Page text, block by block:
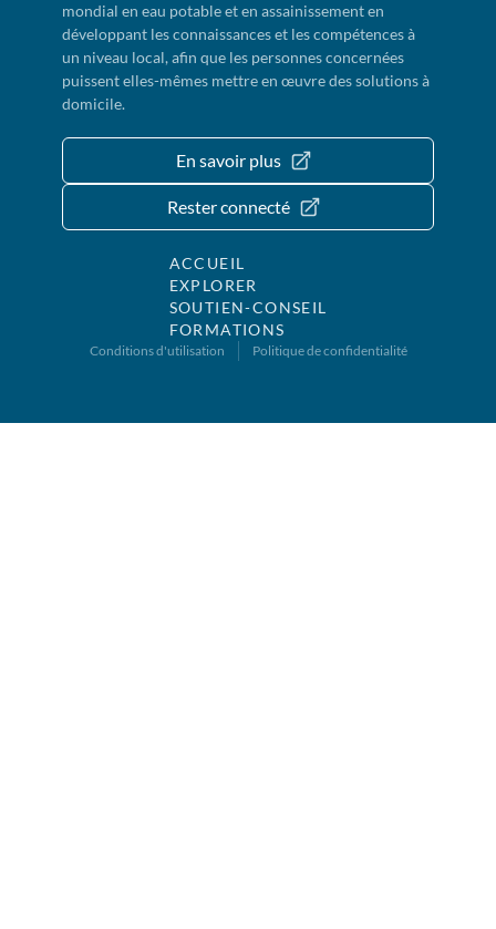
mondial en eau potable et en assainissement en
développant les connaissances et les compétences à
un niveau local, afin que les personnes concernées
puissent elles-mêmes mettre en œuvre des solutions à
domicile.
En savoir plus
Rester connecté
ACCUEIL
EXPLORER
SOUTIEN-CONSEIL
FORMATIONS
Conditions d'utilisation Politique de confidentialité